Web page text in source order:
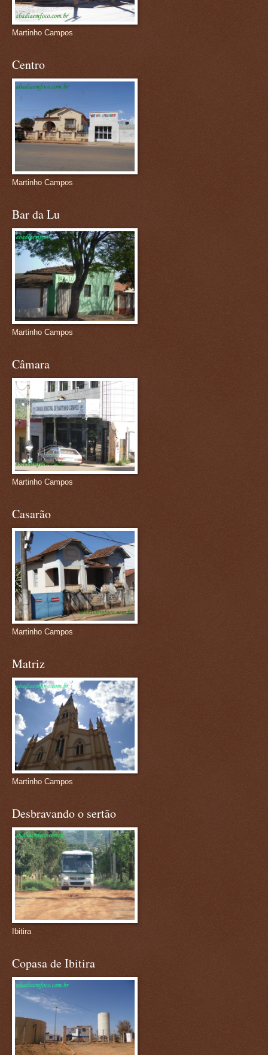
Martinho Campos
Centro
Martinho Campos
Bar da Lu
Martinho Campos
Câmara
Martinho Campos
Casarão
Martinho Campos
Matriz
Martinho Campos
Desbravando o sertão
Ibitira
Copasa de Ibitira